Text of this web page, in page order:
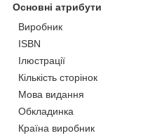
Основні атрибути
Виробник
ISBN
Ілюстрації
Кількість сторінок
Мова видання
Обкладинка
Країна виробник